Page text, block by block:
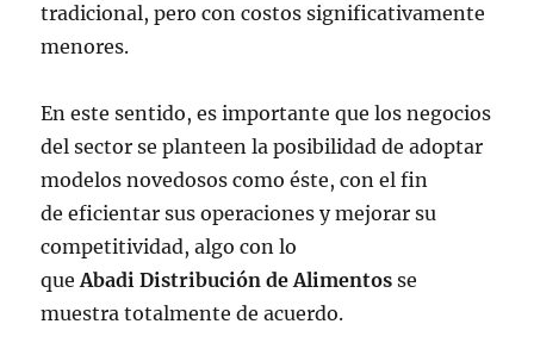
tradicional, pero con costos significativamente
menores.
En este sentido, es importante que los negocios
del sector se planteen la posibilidad de adoptar
modelos novedosos como éste, con el fin
de eficientar sus operaciones y mejorar su
competitividad, algo con lo
queAbadi Distribución de Alimentos se
muestra totalmente de acuerdo.